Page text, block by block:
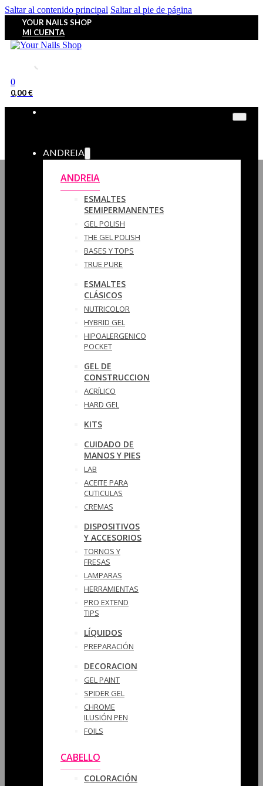
Saltar al contenido principal Saltar al pie de página
YOUR NAILS SHOP
MI CUENTA
0
0,00€
ANDREIA
ANDREIA
ESMALTES
SEMIPERMANENTES
GEL POLISH
THE GEL POLISH
BASES Y‎ TOPS
TRUE PURE
ESMALTES
CLÁSICOS
NUTRICOLOR
HYBRID GEL
HIPOALERGENICO
POCKET
GEL DE
CONSTRUCCION
ACRÍLICO
HARD GEL
KITS
CUIDADO DE
MANOS Y PIES
LAB
ACEITE PARA
CUTICULAS
CREMAS
DISPOSITIVOS
Y ACCESORIOS
TORNOS Y
FRESAS
LAMPARAS
HERRAMIENTAS
PRO EXTEND
TIPS
LÍQUIDOS
PREPARACIÓN
DECORACION
GEL PAINT
SPIDER GEL
CHROME
ILUSIÓN PEN
FOILS
CABELLO
COLORACIÓN